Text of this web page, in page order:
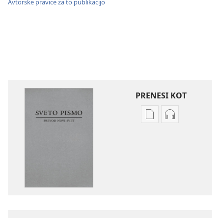
PRENESI KOT
MožnostiMožnosti